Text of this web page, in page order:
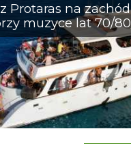
Protaras na zachód
muzyce lat 70/